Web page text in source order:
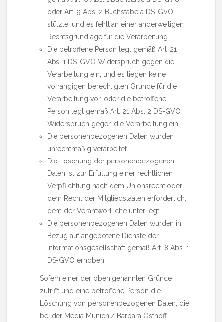
oder Art. 9 Abs. 2 Buchstabe a DS-GVO
stützte, und es fehlt an einer anderweitigen
Rechtsgrundlage für die Verarbeitung.
Die betroffene Person legt gemäß Art. 21
Abs. 1 DS-GVO Widerspruch gegen die
Verarbeitung ein, und es liegen keine
vorrangigen berechtigten Gründe für die
Verarbeitung vor, oder die betroffene
Person legt gemäß Art. 21 Abs. 2 DS-GVO
Widerspruch gegen die Verarbeitung ein.
Die personenbezogenen Daten wurden
unrechtmäßig verarbeitet.
Die Löschung der personenbezogenen
Daten ist zur Erfüllung einer rechtlichen
Verpflichtung nach dem Unionsrecht oder
dem Recht der Mitgliedstaaten erforderlich,
dem der Verantwortliche unterliegt.
Die personenbezogenen Daten wurden in
Bezug auf angebotene Dienste der
Informationsgesellschaft gemäß Art. 8 Abs. 1
DS-GVO erhoben.
Sofern einer der oben genannten Gründe
zutrifft und eine betroffene Person die
Löschung von personenbezogenen Daten, die
bei der Media Munich / Barbara Osthoff